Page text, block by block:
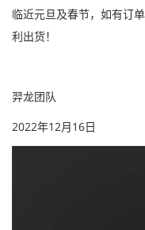
临近元旦及春节，如有订
利出货！
羿龙团队
2022年12月16日